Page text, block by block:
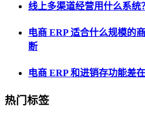
线上多渠道经营用什么系统
电商 ERP 适合什么规模的
断
电商 ERP 和进销存功能差
热门标签